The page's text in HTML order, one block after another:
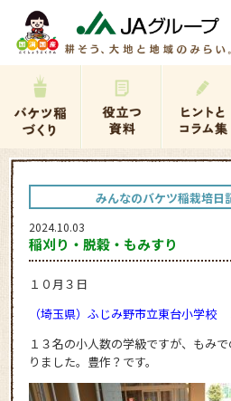
みんなのバケツ稲栽培日
2024.10.03
稲刈り・脱穀・もみすり
１０月３日
（埼玉県）ふじみ野市立東台小学校
１３名の小人数の学級ですが、もみ
りました。豊作？です。